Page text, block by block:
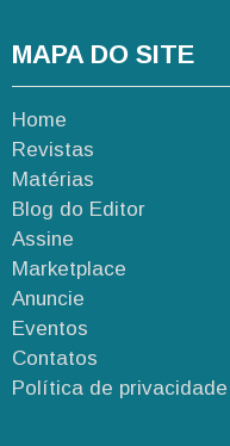
MAPA DO SITE
Home
Revistas
Matérias
Blog do Editor
Assine
Marketplace
Anuncie
Eventos
Contatos
Política de privacidade